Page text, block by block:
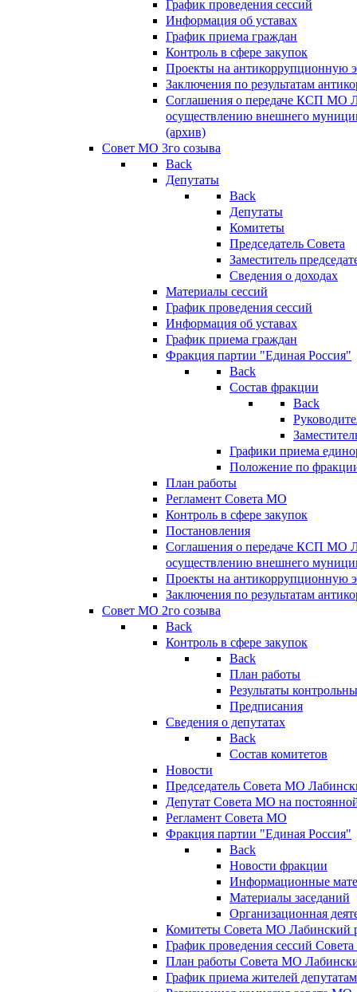
График проведения сессий
Информация об уставах
График приема граждан
Контроль в сфере закупок
Проекты на антикоррупционную
Заключения по результатам
Соглашения о передаче КСП МО
осуществлению внешнего
(архив)
Совет МО 3го созыва
Back
Депутаты
Back
Депутаты
Комитеты
Председатель Совета
Заместитель
Сведения о доходах
Материалы сессий
График проведения сессий
Информация об уставах
График приема граждан
Фракция партии "Единая Россия"
Back
Состав фракции
Back
Графики приема
Положение по
План работы
Регламент Совета МО
Контроль в сфере закупок
Постановления
Соглашения о передаче КСП МО
осуществлению внешнего
Проекты на антикоррупционную
Заключения по результатам
Совет МО 2го созыва
Back
Контроль в сфере закупок
Back
План работы
Результаты
Предписания
Сведения о депутатах
Back
Состав комитетов
Новости
Председатель Совета МО
Депутат Совета МО на
Регламент Совета МО
Фракция партии "Единая Россия"
Back
Новости фракции
Информационные
Материалы заседаний
Организационная
Комитеты Совета МО Лабинский
График проведения сессий
План работы Совета МО
График приема жителей